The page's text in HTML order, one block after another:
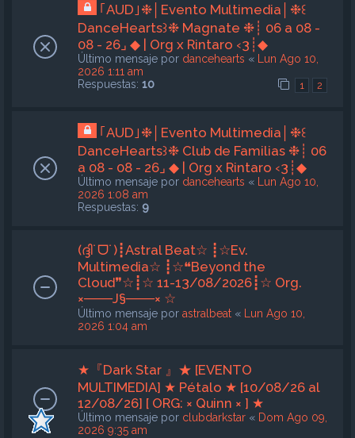
｢AUD｣❉│Evento Multimedia│❉꒰
DanceHearts꒱❉ Magnate ❉┊ 06 a 08 -
08 - 26⌟ ◆ | Org x Rintaro ‹3┊◆
Último mensaje por dancehearts «
Lun Ago 10,
2026 1:11 am
Respuestas: 10 1 2
｢AUD｣❉│Evento Multimedia│❉꒰
DanceHearts꒱❉ Club de Familias ❉┊ 06
a 08 - 08 - 26⌟ ◆ | Org x Rintaro ‹3┊◆
Último mensaje por dancehearts «
Lun Ago 10,
2026 1:08 am
Respuestas: 9
(ദ്ദി˙ᗜ˙)┋Astral Beat☆ ┋☆Ev.
Multimedia☆ ┋☆❝Beyond the
Cloud❞☆┋☆ 11-13/08/2026┋☆ Org.
×───J§───× ☆
Último mensaje por astralbeat «
Lun Ago 10,
2026 1:04 am
★『Dark Star 』★ [EVENTO
MULTIMEDIA] ★ Pétalo ★ [10/08/26 al
12/08/26] [ ORG: × Quinn × ] ★
Último mensaje por clubdarkstar « Dom Ago 09,
2026 9:35 am